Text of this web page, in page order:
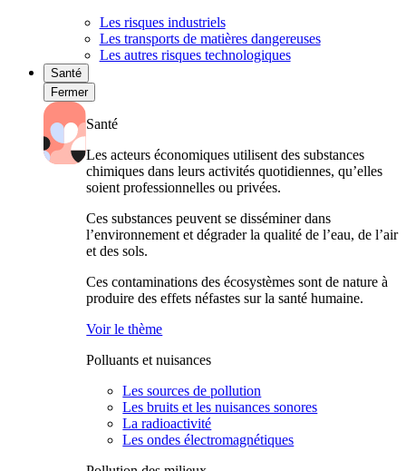
Les risques industriels
Les transports de matières dangereuses
Les autres risques technologiques
Santé
Fermer
Santé
Les acteurs économiques utilisent des substances
chimiques dans leurs activités quotidiennes, qu’elles
soient professionnelles ou privées.
Ces substances peuvent se disséminer dans
l’environnement et dégrader la qualité de l’eau, de l’air
et des sols.
Ces contaminations des écosystèmes sont de nature à
produire des effets néfastes sur la santé humaine.
Voir le thème
Polluants et nuisances
Les sources de pollution
Les bruits et les nuisances sonores
La radioactivité
Les ondes électromagnétiques